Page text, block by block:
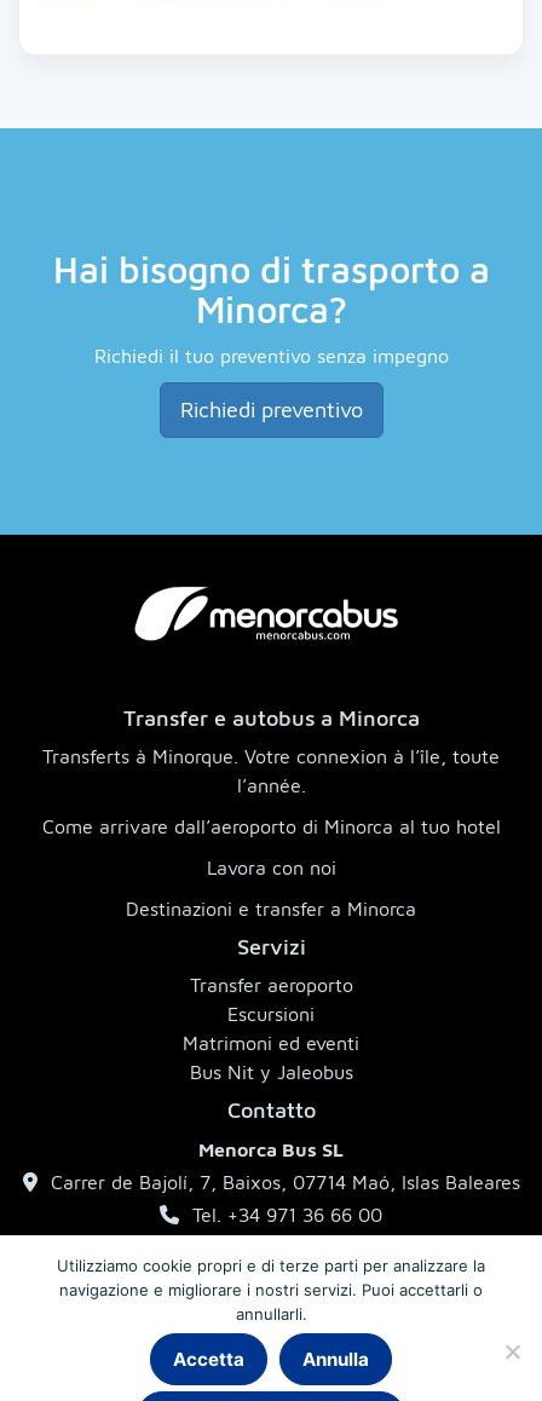
Hai bisogno di trasporto a
Minorca?
Richiedi il tuo preventivo senza impegno
Richiedi preventivo
Transfer e autobus a Minorca
Transferts à Minorque. Votre connexion à l’île, toute
l’année.
Come arrivare dall’aeroporto di Minorca al tuo hotel
Lavora con noi
Destinazioni e transfer a Minorca
Servizi
Transfer aeroporto
Escursioni
Matrimoni ed eventi
Bus Nit y Jaleobus
Contatto
Menorca Bus SL
Carrer de Bajolí, 7, Baixos, 07714 Maó, Islas Baleares
Tel. +34 971 36 66 00
Note legali Informativa sulla privacyCondizioni generali
Utilizziamo cookie propri e di terze parti per analizzare la
navigazione e migliorare i nostri servizi. Puoi accettarli o
annullarli.
Accetta Annulla